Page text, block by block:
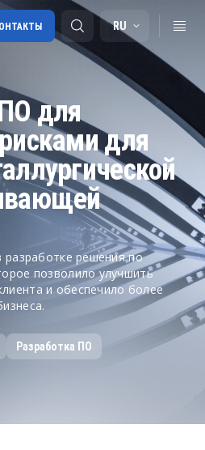
RU
для
для
разработке решения по
позволило улучшить
и обеспечило более
Разработка ПО